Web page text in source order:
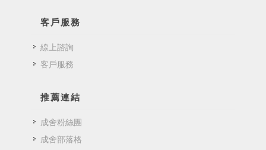
客戶服務
線上諮詢
客戶服務
推薦連結
成舍粉絲團
成舍部落格